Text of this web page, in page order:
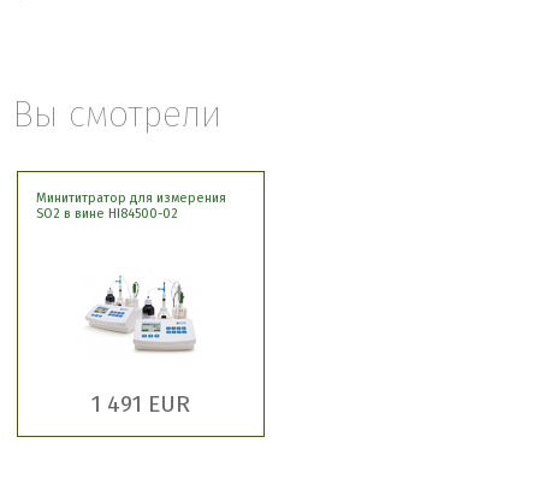
Вы смотрели
Минититратор для измерения
SO2 в вине HI84500-02
1 491 EUR